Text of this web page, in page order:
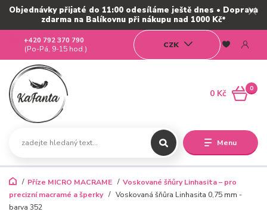
Objednávky přijaté do 11:00 odesíláme ještě dnes • Doprava
zdarma na Balíkovnu při nákupu nad 1000 Kč*
Menu
CZK
+420 792 370 790
(Po-Pá, 9-15 hod.)
0
0 Kč
Příze MICRO MACRAME
Voskované šňůry Linhasita – pro
precizní macramé a šperky
Voskovaná šňůra Linhasita 0,75 mm -
barva 352